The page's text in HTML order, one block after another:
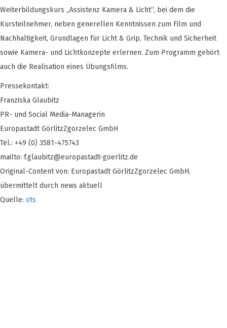
Weiterbildungskurs „Assistenz Kamera & Licht“, bei dem die
Kursteilnehmer, neben generellen Kenntnissen zum Film und
Nachhaltigkeit, Grundlagen für Licht & Grip, Technik und Sicherheit
sowie Kamera- und Lichtkonzepte erlernen. Zum Programm gehört
auch die Realisation eines Übungsfilms.
Pressekontakt:
Franziska Glaubitz
PR- und Social Media-Managerin
Europastadt GörlitzZgorzelec GmbH
Tel.: +49 (0) 3581-475743
mailto: f.glaubitz@europastadt-goerlitz.de
Original-Content von: Europastadt GörlitzZgorzelec GmbH,
übermittelt durch news aktuell
Quelle: ots